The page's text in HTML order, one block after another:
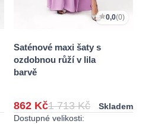
0,0(0)
Saténové maxi šaty s
ozdobnou růží v lila
barvě
862 Kč1 713 Kč
Skladem
Dostupné velikosti: